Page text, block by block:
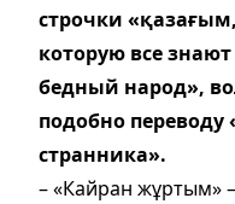
строчки
которую все
бедный народ»,
подобно переводу
странника».
– «Кайран жұртым»